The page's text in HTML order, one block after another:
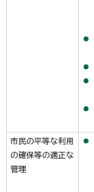
市民の平等な利用
の確保等の適正な
管理